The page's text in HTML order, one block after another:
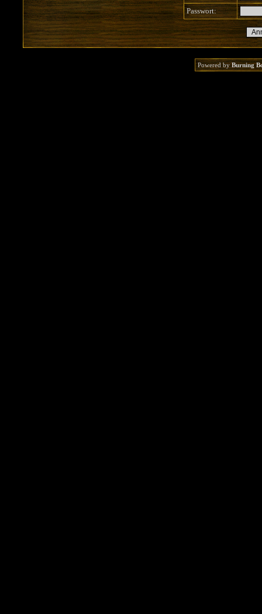
Passwort:
Powered byBurning